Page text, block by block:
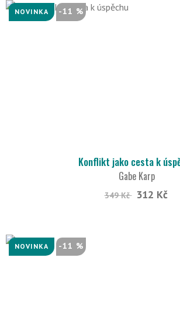
NOVINKA -11 %
Konflikt jako cesta k
Gabe Karp
349 Kč 312 Kč
NOVINKA -11 %